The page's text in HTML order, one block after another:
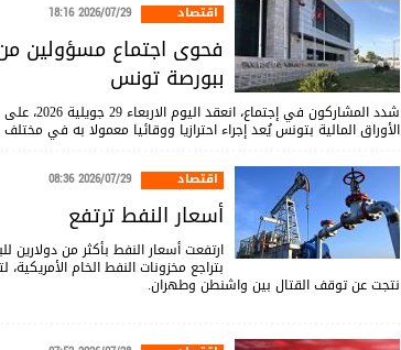
اقتصاد 2026/07/29 18:16
فحوى اجتماع مسؤولين من
ببورصة تونس
شدد
الأوراق المالية بتونس يُعد إجراء احترازيا ووقائيا معمولا به في مختلف
اقتصاد 2026/07/29 08:36
أسعار النفط ترتفع
ارتفعت أسعار النفط بأكثر من دولارين
بتراجع مخزونات النفط الخام
نتجت عن توقف القتال بين واشنطن ‌وطهران.